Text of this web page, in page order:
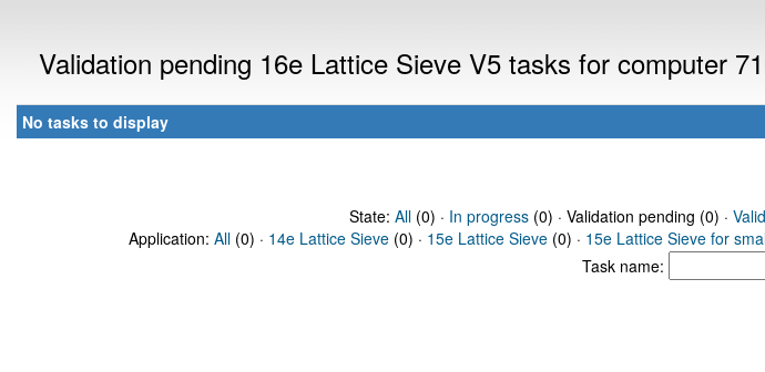
Validation pending 16e Lattice Sieve V5 tasks for computer
No tasks to display
State: All(0) · In progress(0) · Validation pending (0) ·
Application: All (0) · 14e Lattice Sieve (0) · 15e Lattice Sieve (0) · 15e Lattice Sieve for
Task name: